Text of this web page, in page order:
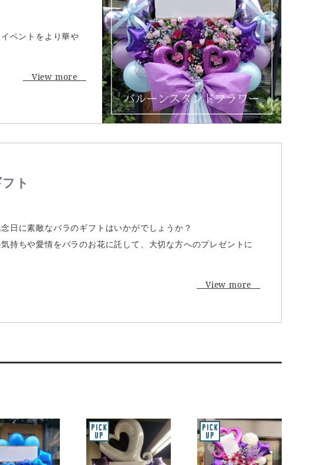
ベントをより華や
View more
ト
日に素敵なバラのギフトはいかがでしょうか？
持ちや愛情をバラのお花に託して、大切な方へのプレゼントに
View more